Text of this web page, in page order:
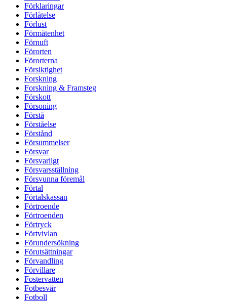
Förklaringar
Förlåtelse
Förlust
Förmätenhet
Förnuft
Förorten
Förorterna
Försiktighet
Forskning
Forskning & Framsteg
Förskott
Försoning
Förstå
Förståelse
Förstånd
Försummelser
Försvar
Försvarligt
Försvarsställning
Försvunna föremål
Förtal
Förtalskassan
Förtroende
Förtroenden
Förtryck
Förtvivlan
Förundersökning
Förutsättningar
Förvandling
Förvillare
Fostervatten
Fotbesvär
Fotboll